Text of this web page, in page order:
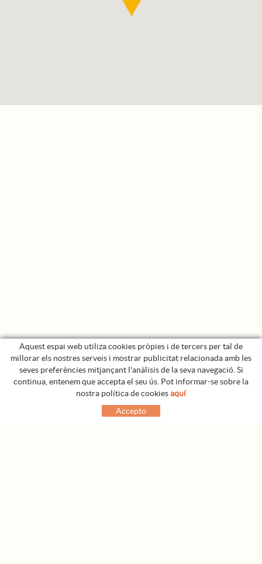
Aquest espai web utiliza cookies pròpies i de tercers per tal de
millorar els nostres serveis i mostrar publicitat relacionada amb les
seves preferències mitjançant l'anàlisis de la seva navegació. Si
continua, entenem que accepta el seu ús. Pot informar-se sobre la
nostra política de cookiesaquí
Accepto